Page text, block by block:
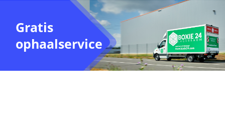
Gratis
ophaalservice